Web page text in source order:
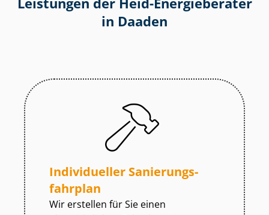
in Daaden
Individueller Sa­nie­rungs­
fahr­plan
Wir erstellen für Sie einen